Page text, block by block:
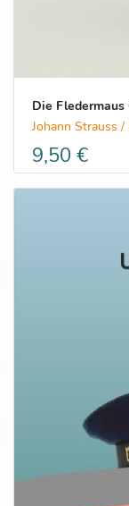
Die Fledermaus
Johann Strauss
9,50 €